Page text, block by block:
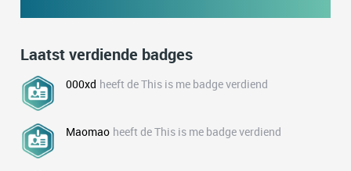
Laatst verdiende badges
000xd heeft de This is me badge verdiend
Maomao heeft de This is me badge verdiend